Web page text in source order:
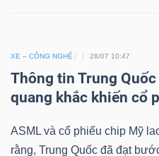
XE – CÔNG NGHỆ 28/07 10:47
Thông tin Trung
quang khắc khiến cổ
ASML và cổ phiếu chip Mỹ
rằng, Trung Quốc đã đạt